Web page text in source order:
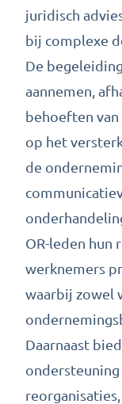
juridisch
bij complexe
De
aannemen,
behoeften van
op het
de
OR-leden hun
werknemers
waarbij zowel
Daarnaast